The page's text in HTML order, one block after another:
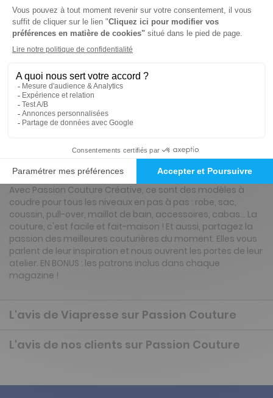
Abonnement Durée libre
3€98 Tarif Kiosque :
Prix par n° pendant 6 mois, puis 7,80 € par n°
Tarif France métropolitaine
Présentation du magazine Passion Couture
Avec Passion Couture Créative, ce sont des modèles à
coudre pour tous les niveaux en pas à pas : robe, sac,
coussin, pull-over, maillot de bain, accessoires, cabas… La
couture, c'est facile et fait-maison ! Et aussi, partagez la
passion des meilleures couturières du moment. Elles vous
parlent de leur inspiration et nous ouvrent les portes de leur
atelier. EN BONUS : les patrons inclus dans chaque
magazine !
L'avis de Viapresse sur Passion Couture
L'avis de nos clients sur Passion Couture